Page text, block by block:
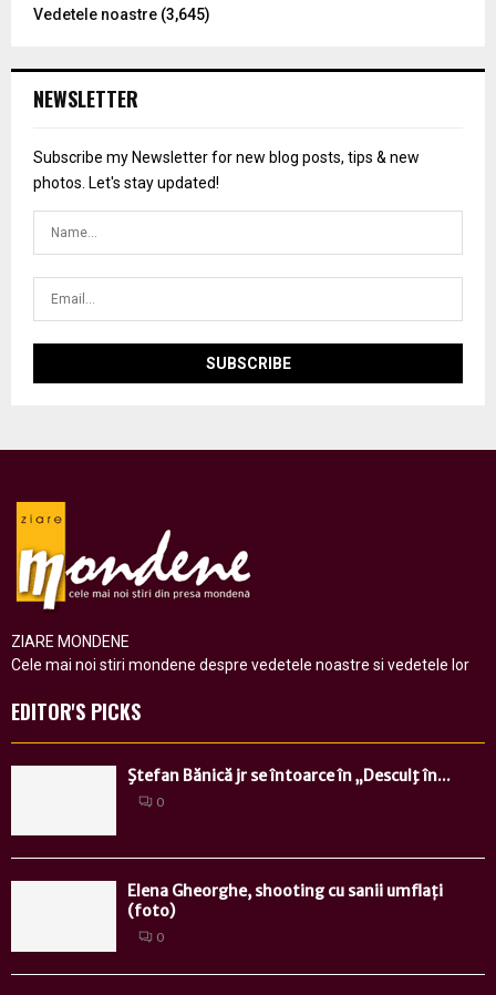
Vedetele noastre (3,645)
NEWSLETTER
Subscribe my Newsletter for new blog posts, tips & new
photos. Let's stay updated!
ZIARE MONDENE
Cele mai noi stiri mondene despre vedetele noastre si vedetele lor
EDITOR'S PICKS
Ştefan Bănică jr se întoarce în „Desculţ în...
0
Elena Gheorghe, shooting cu sanii umflați
(foto)
0